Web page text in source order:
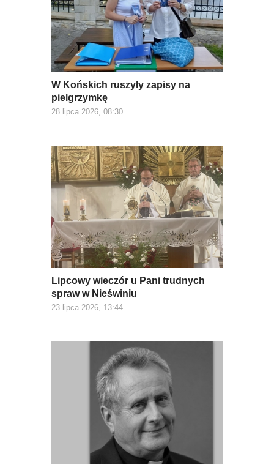
W Końskich ruszyły zapisy na
pielgrzymkę
28 lipca 2026, 08:30
Lipcowy wieczór u Pani trudnych
spraw w Nieświniu
23 lipca 2026, 13:44